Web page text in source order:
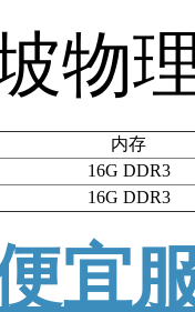
理
内存
16G DDR3
16G DDR3
宜